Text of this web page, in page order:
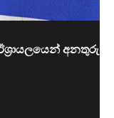
අනතුරු